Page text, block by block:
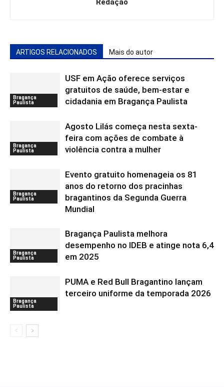
Redação
ARTIGOS RELACIONADOS Mais do autor
Bragança
Paulista
USF em Ação oferece serviços
gratuitos de saúde, bem-estar e
cidadania em Bragança Paulista
Bragança
Paulista
Agosto Lilás começa nesta sexta-
feira com ações de combate à
violência contra a mulher
Bragança
Paulista
Evento gratuito homenageia os 81
anos do retorno dos pracinhas
bragantinos da Segunda Guerra
Mundial
Bragança
Paulista
Bragança Paulista melhora
desempenho no IDEB e atinge nota 6,4
em 2025
Bragança
Paulista
PUMA e Red Bull Bragantino lançam
terceiro uniforme da temporada 2026